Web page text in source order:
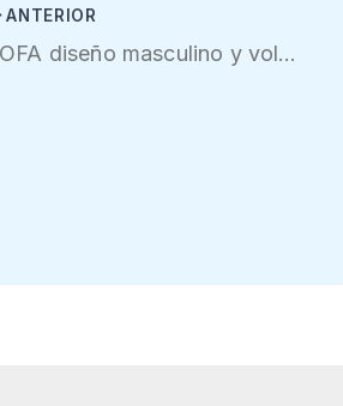
ANTERIOR
SOFA diseño masculino y voluminoso Detalles refinados en las costuras para un look suave y acolchado Cojines extra suaves. Rfe.S 006